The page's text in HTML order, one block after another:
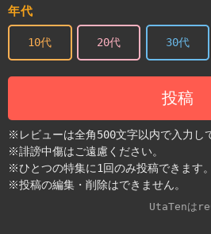
年代
10代 20代 30代
投稿
※レビューは全角500文字以内で入力し
※誹謗中傷はご遠慮ください。
※ひとつの特集に1回のみ投稿できます。
※投稿の編集・削除はできません。
UtaTenは